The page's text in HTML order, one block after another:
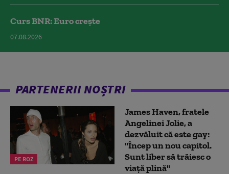
Curs BNR: Euro crește
07.08.2026
PARTENERII NOȘTRI
PE ROZ
James Haven, fratele
Angelinei Jolie, a
dezvăluit că este gay:
"Încep un nou capitol.
Sunt liber să trăiesc o
viață plină"